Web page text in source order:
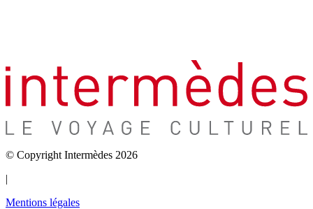
© Copyright Intermèdes 2026
|
Mentions légales